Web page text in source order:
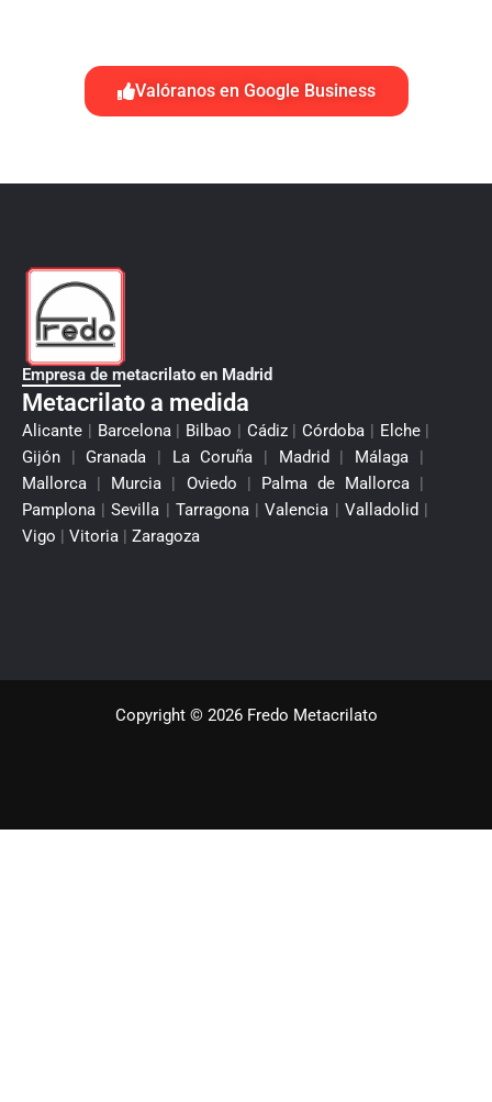
Valóranos en Google Business
Empresa de metacrilato en Madrid
Metacrilato a medida
Alicante | Barcelona | Bilbao | Cádiz | Córdoba | Elche |
Gijón | Granada | La Coruña | Madrid | Málaga |
Mallorca | Murcia | Oviedo | Palma de Mallorca |
Pamplona | Sevilla | Tarragona | Valencia | Valladolid |
Vigo | Vitoria | Zaragoza
Copyright © 2026 Fredo Metacrilato